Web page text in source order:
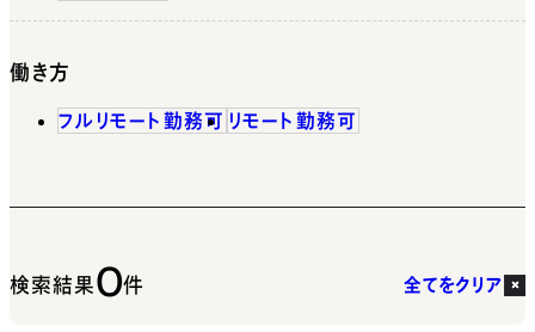
働き方
フルリモート勤務可 リモート勤務可
検索結果0件 全てをクリア